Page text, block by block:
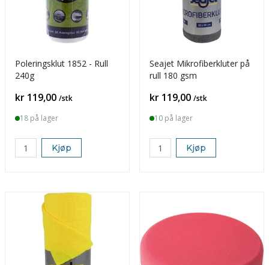
Poleringsklut 1852 - Rull
240g
Pris
kr 119,00 /stk
18 på lager
Kjøp
Seajet Mikrofiberkluter på
rull 180 gsm
Pris
kr 119,00 /stk
10 på lager
Kjøp